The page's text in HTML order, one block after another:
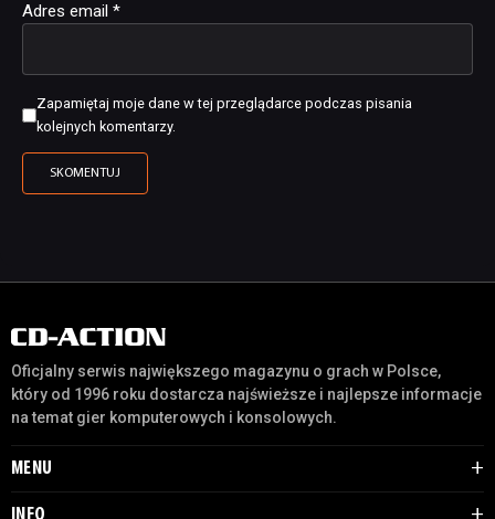
Adres email *
Zapamiętaj moje dane w tej przeglądarce podczas pisania
kolejnych komentarzy.
Oficjalny serwis największego magazynu o grach w Polsce,
który od 1996 roku dostarcza najświeższe i najlepsze informacje
na temat gier komputerowych i konsolowych.
MENU